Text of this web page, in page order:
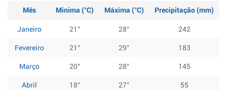
Mês Minima (°C) Máxima (°C)
Precipitação (mm)
Janeiro
21° 28°
242
Fevereiro
21° 29°
183
Março
20° 28°
145
Abril
18° 27°
55